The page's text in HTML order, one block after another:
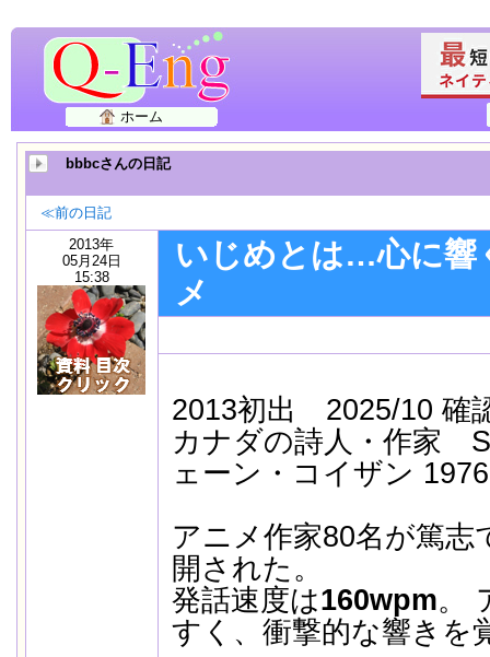
ホーム
bbbcさんの日記
≪前の日記
2013年
05月24日
15:38
いじめとは…心に響
メ
2013初出 2025/10 確
カナダの詩人・作家
ェーン・コイザン
アニメ作家80名が篤志
開された。
発話速度は160wpm。
すく、衝撃的な響きを